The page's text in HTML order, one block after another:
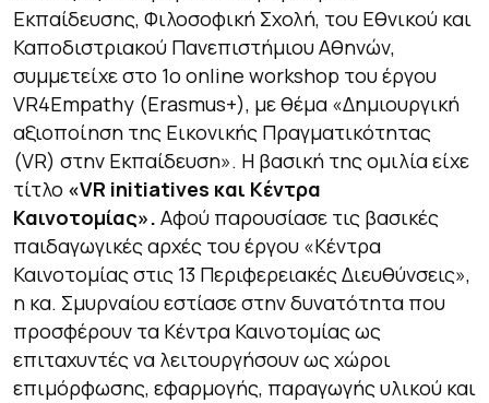
Εκπαίδευσης, Φιλοσοφική Σχολή, του Εθνικού και
Καποδιστριακού Πανεπιστήμιου Αθηνών,
συμμετείχε στο 1ο online workshop του έργου
VR4Empathy (Erasmus+), με θέμα «Δημιουργική
αξιοποίηση της Εικονικής Πραγματικότητας
(VR) στην Εκπαίδευση». Η βασική της ομιλία είχε
τίτλο «VR initiatives και Κέντρα
Καινοτομίας». Αφού παρουσίασε τις βασικές
παιδαγωγικές αρχές του έργου «Κέντρα
Καινοτομίας στις 13 Περιφερειακές Διευθύνσεις»,
η κα. Σμυρναίου εστίασε στην δυνατότητα που
προσφέρουν τα Κέντρα Καινοτομίας ως
επιταχυντές να λειτουργήσουν ως χώροι
επιμόρφωσης, εφαρμογής, παραγωγής υλικού και